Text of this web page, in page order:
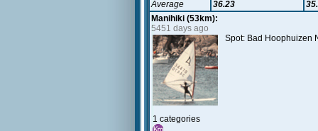
Average
36.23
Manihiki (53km):
5451 days ago
1 categories
Spot: Bad Hoophuizen